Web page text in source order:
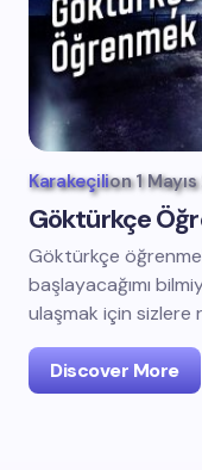
Karakeçilion 1
Göktürkçe
Göktürkçe
başlayacağımı
ulaşmak için sizlere
Discover More